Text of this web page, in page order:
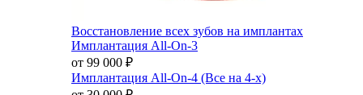
Восстановление всех зубов на имплантах
Имплантация All-On-3
от 99 000 ₽
Имплантация All-On-4 (Все на 4-х)